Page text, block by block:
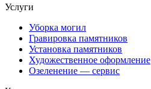
Услуги
Уборка могил
Гравировка памятников
Установка памятников
Художественное оформление
Озеленение — сервис